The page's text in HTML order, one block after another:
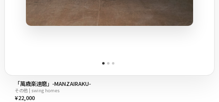
「萬歳楽達磨」-MANZAIRAKU-
その他 | swing homes
¥22,000